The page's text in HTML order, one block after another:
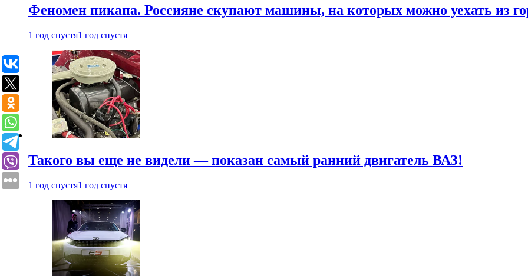
Феномен пикапа. Россияне скупают машины, на которых можно уехать из
1 год спустя1 год спустя
Такого вы еще не видели — показан самый ранний двигатель ВАЗ!
1 год спустя1 год спустя